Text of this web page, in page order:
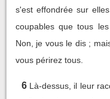
s'est effondrée sur
coupables que tous
Non, je vous le dis ;
vous périrez tous.
6 Là-dessus, il leur